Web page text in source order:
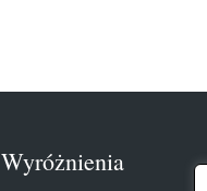
Wyróżnienia